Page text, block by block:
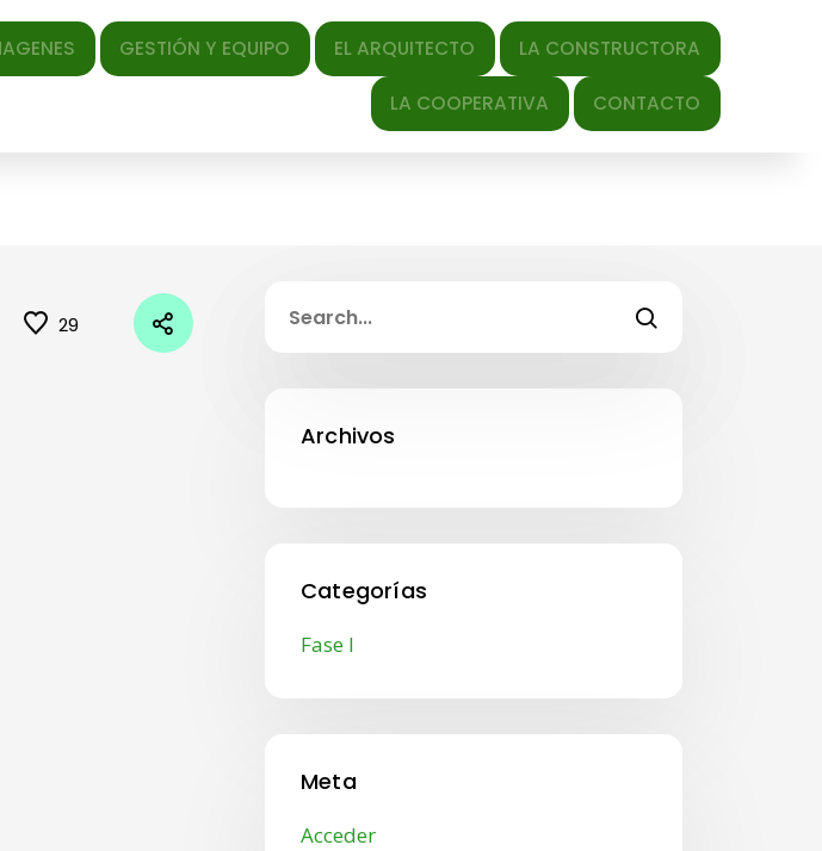
GESTIÓN Y EQUIPO EL ARQUITECTO LA CONSTRUCTORA
LA COOPERATIVA CONTACTO
29
Archivos
Categorías
Fase I
Meta
Acceder